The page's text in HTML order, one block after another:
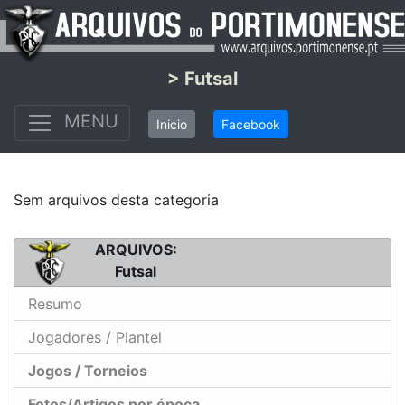
> Futsal
MENU
Inicio Facebook
Sem arquivos desta categoria
ARQUIVOS:
Futsal
Resumo
Jogadores / Plantel
Jogos / Torneios